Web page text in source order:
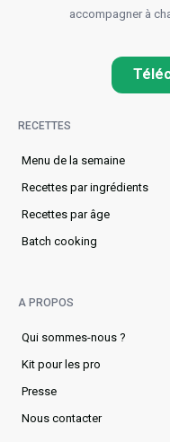
accompagner à
RECETTES
Menu de la semaine​
Recettes par ingrédients
Recettes par âge
Batch cooking
A PROPOS
Qui sommes-nous ?
Kit pour les pro
Presse
Nous contacter